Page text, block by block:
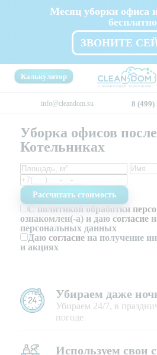
Месяц уборки офиса
бесплатно
ЗВОНИТЕ
info@cleandom.su 8 (499)
Калькулятор
Уборка офисов
Котельниках
С политикой обработки
ознакомлен(-а) и даю согласие
персональных данных
Даю согласиена получение
и акциях
Убираем даже
Убираем 24/7, в
погоде
Используем свои